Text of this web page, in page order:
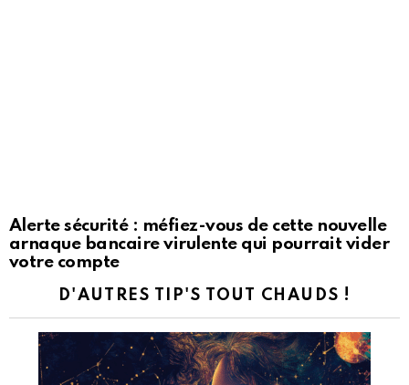
Alerte sécurité : méfiez-vous de cette nouvelle
arnaque bancaire virulente qui pourrait vider
votre compte
D'AUTRES TIP'S TOUT CHAUDS !